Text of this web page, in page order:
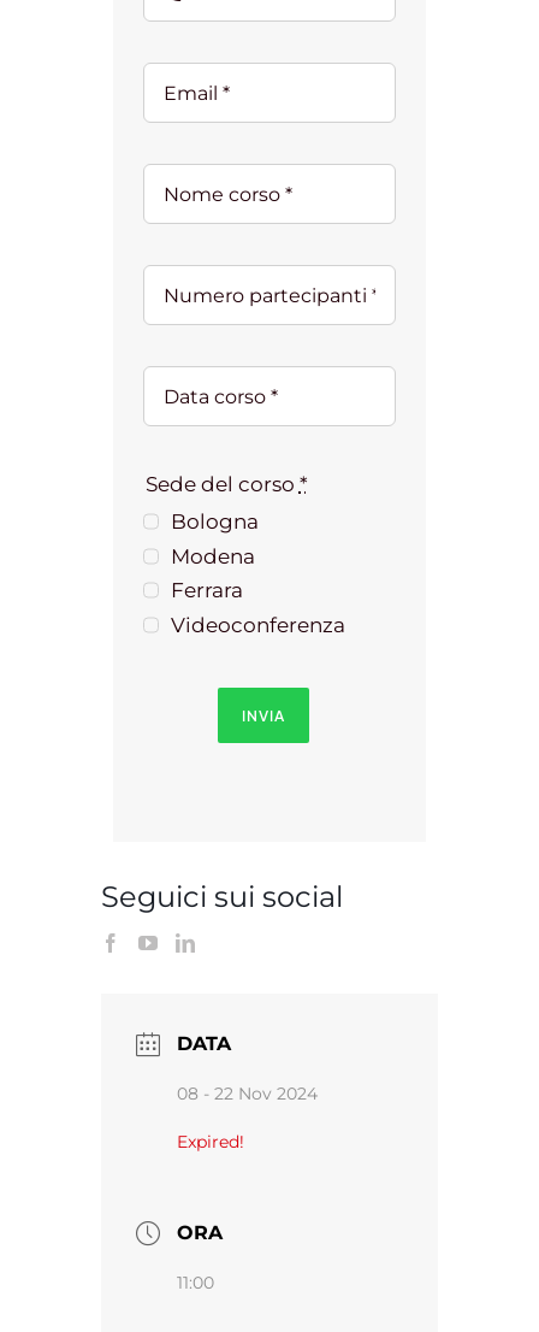
Sede del corso *
Bologna
Modena
Ferrara
Videoconferenza
INVIA
Seguici sui social
DATA
08 - 22 Nov 2024
Expired!
ORA
11:00